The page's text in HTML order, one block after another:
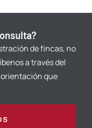
de fincas, no
a través del
que